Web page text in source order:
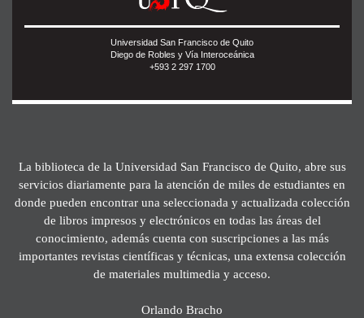
Universidad San Francisco de Quito
Diego de Robles y Vía Interoceánica
+593 2 297 1700
La biblioteca de la Universidad San Francisco de Quito, abre sus
servicios diariamente para la atención de miles de estudiantes en
donde pueden encontrar una seleccionada y actualizada colección
de libros impresos y electrónicos en todas las áreas del
conocimiento, además cuenta con suscripciones a las más
importantes revistas científicas y técnicas, una extensa colección
de materiales multimedia y acceso.
Orlando Bracho